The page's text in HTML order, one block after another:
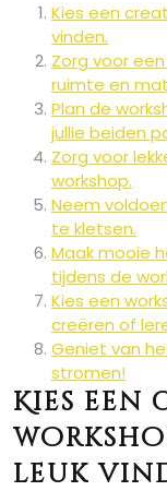
Kies een
vinden.
Zorg voor
ruimte en
Plan de
jullie beiden
Zorg voor
workshop.
Neem
te kletsen.
Maak mooie
tijdens de
Kies een
creëren of
Geniet van
stromen!
Kies een
leuk